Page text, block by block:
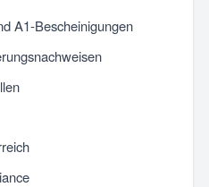
A1-Bescheinigungen